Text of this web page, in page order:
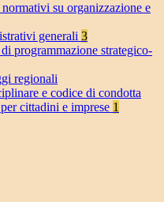
su organizzazione e
generali 3
programmazione strategico-
regionali
e codice di condotta
cittadini e imprese 1